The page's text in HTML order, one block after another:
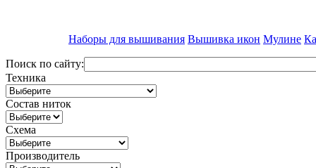
Наборы для вышивания Вышивка икон Мулине
Поиск по сайту:
Техника
Состав ниток
Схема
Производитель